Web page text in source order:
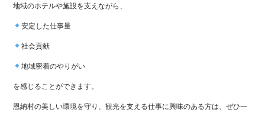
地域のホテルや施設を支えながら、
安定した仕事量
社会貢献
地域密着のやりがい
を感じることができます。
恩納村の美しい環境を守り、観光を支える仕事に興味のある方は、ぜひ一